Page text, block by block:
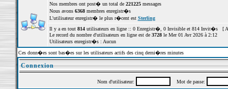
Nos membres ont post� un total de 221225messages
Nous avons 6368membres enregistr�s
L'utilisateur enregistr� le plus r�cent est Sterling
Il y a en tout 814utilisateurs en ligne :: 0 Enregistr�, 0 Invisible et 814 Invit�s [
Le record du nombre d'utilisateurs en ligne est de 3728le Mer 01 Avr 2026 à 2:12
Utilisateurs enregistr�s : Aucun
Ces donn�es sont bas�es sur les utilisateurs actifs des cinq derni�res minutes
Connexion
Nom d'utilisateur: Mot de passe: